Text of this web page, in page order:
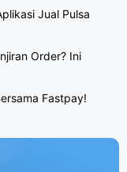
Jual Pulsa
Order? Ini
Fastpay!